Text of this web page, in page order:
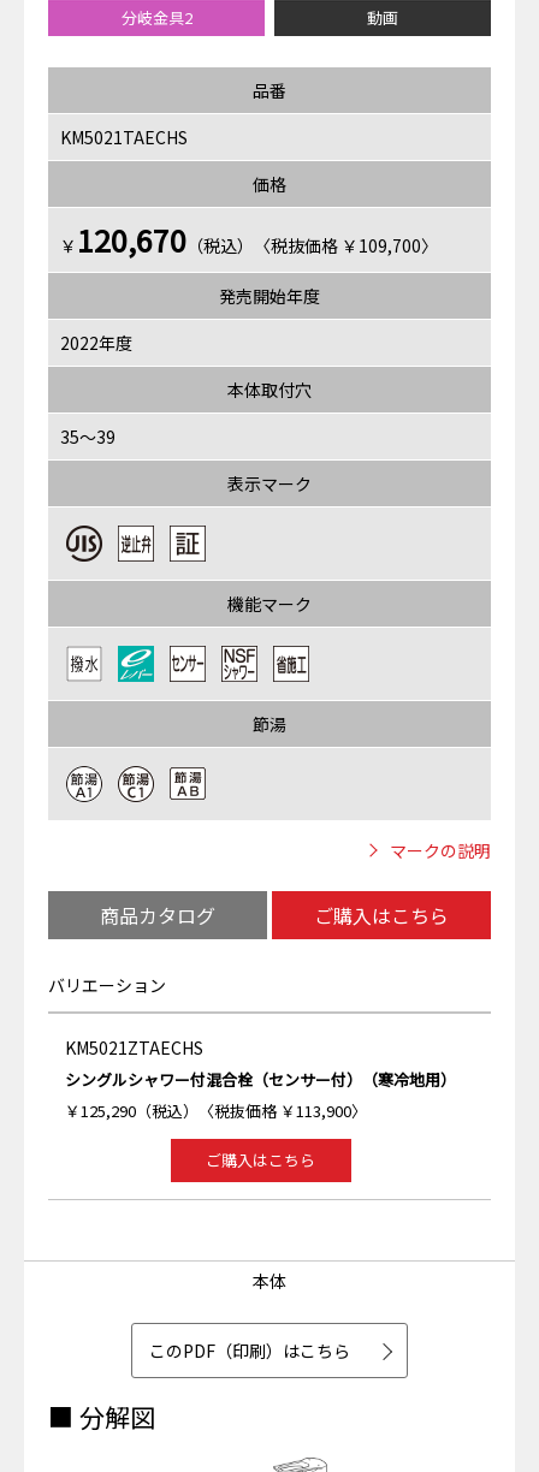
分岐金具2
動画
品番
KM5021TAECHS
価格
￥ 120,670 （税込）〈税抜価格 ￥109,700〉
発売開始年度
2022年度
本体取付穴
35～39
表示マーク
機能マーク
節湯
マークの説明
商品カタログ ご購入はこちら
バリエーション
KM5021ZTAECHS
シングルシャワー付混合栓（センサー付）（寒冷地用）
￥125,290（税込）〈税抜価格 ￥113,900〉
ご購入はこちら
本体
このPDF（印刷）はこちら
■ 分解図